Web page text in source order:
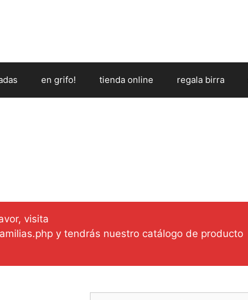
en grifo! tienda online regala birra
visita
y tendrás nuestro catálogo de producto